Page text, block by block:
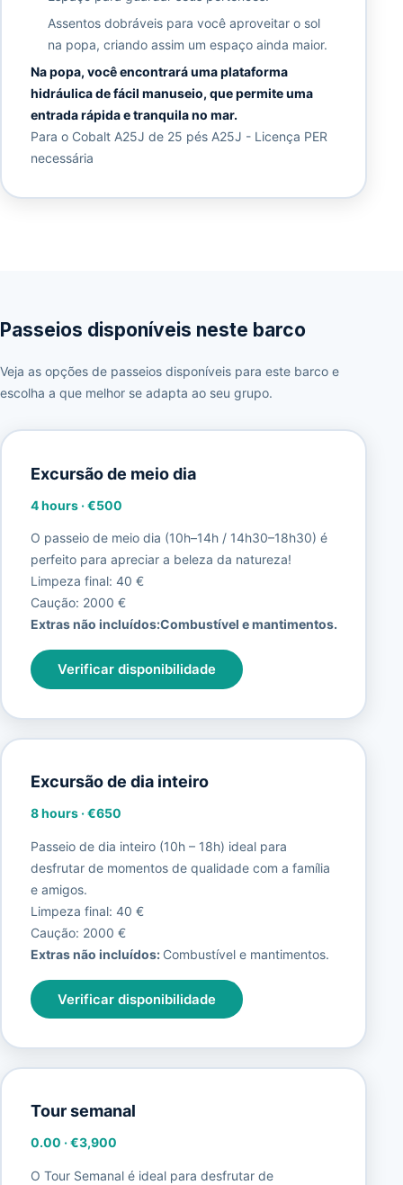
Assentos dobráveis para você aproveitar o sol
na popa, criando assim um espaço ainda maior.
Na popa, você encontrará uma plataforma
hidráulica de fácil manuseio, que permite uma
entrada rápida e tranquila no mar.
Para o Cobalt A25J de 25 pés A25J - Licença PER
necessária
Passeios disponíveis neste barco
Veja as opções de passeios disponíveis para este barco e
escolha a que melhor se adapta ao seu grupo.
Excursão de meio dia
4 hours·€500
O passeio de meio dia (10h–14h / 14h30–18h30) é
perfeito para apreciar a beleza da natureza!
Limpeza final: 40 €
Caução: 2000 €
Extras não incluídos:Combustível e mantimentos.
Verificar disponibilidade
Excursão de dia inteiro
8 hours·€650
Passeio de dia inteiro (10h – 18h) ideal para
desfrutar de momentos de qualidade com a família
e amigos.
Limpeza final: 40 €
Caução: 2000 €
Extras não incluídos: Combustível e mantimentos.
Verificar disponibilidade
Tour semanal
0.00 ·€3,900
O Tour Semanal é ideal para desfrutar de